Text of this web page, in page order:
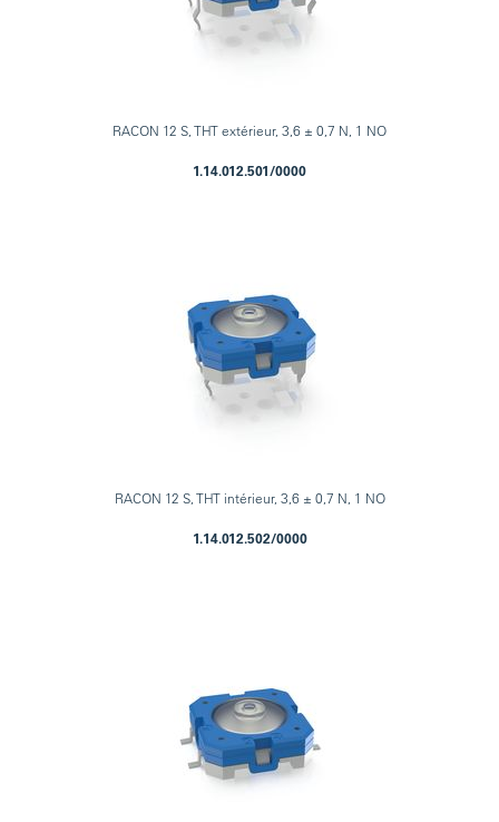
RACON 12 S, THT extérieur, 3,6 ± 0,7 N, 1 NO
1.14.012.501/0000
RACON 12 S, THT intérieur, 3,6 ± 0,7 N, 1 NO
1.14.012.502/0000